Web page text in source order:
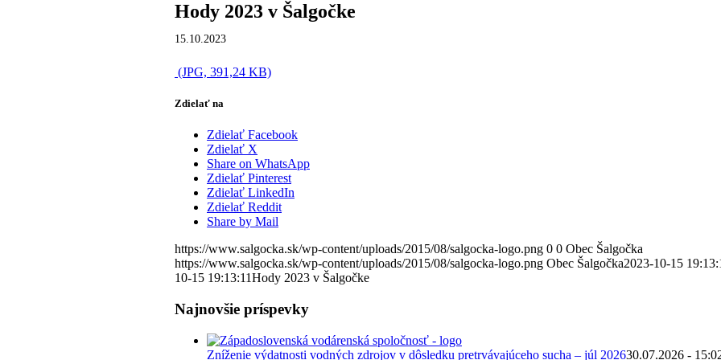
Hody 2023 v Šalgočke
15.10.2023
(JPG, 391,24 KB)
Zdielať na
Zdielať Facebook
Zdielať X
Share on WhatsApp
Zdielať Pinterest
Zdielať LinkedIn
Zdielať Reddit
Share by Mail
https://www.salgocka.sk/wp-content/uploads/2015/08/salgocka-logo.png 0 0 Obec Šalgočka
https://www.salgocka.sk/wp-content/uploads/2015/08/salgocka-logo.png Obec Šalgočka2023-10-15
10-15 19:13:11Hody 2023 v Šalgočke
Najnovšie príspevky
Zníženie výdatnosti vodných zdrojov v dôsledku pretrvávajúceho sucha – júl 202630.07.2026 -